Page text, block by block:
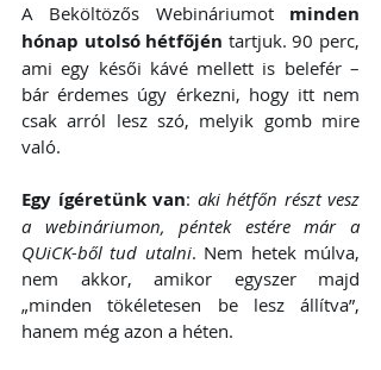
A Beköltözős Webináriumot minden
hónap utolsó hétfőjén tartjuk. 90 perc,
ami egy késői kávé mellett is belefér –
bár érdemes úgy érkezni, hogy itt nem
csak arról lesz szó, melyik gomb mire
való.
Egy ígéretünk van: aki hétfőn részt vesz
a webináriumon, péntek estére már a
QUiCK-ből tud utalni. Nem hetek múlva,
nem akkor, amikor egyszer majd
„minden tökéletesen be lesz állítva”,
hanem még azon a héten.